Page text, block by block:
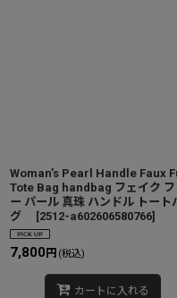
Woman’s Pearl Handle Faux
Tote Bag handbag フェイク フ
ー パール 真珠 ハンドル トート
グ
[2512-a602606580766]
7,800 円 (税込)
カートに入れる